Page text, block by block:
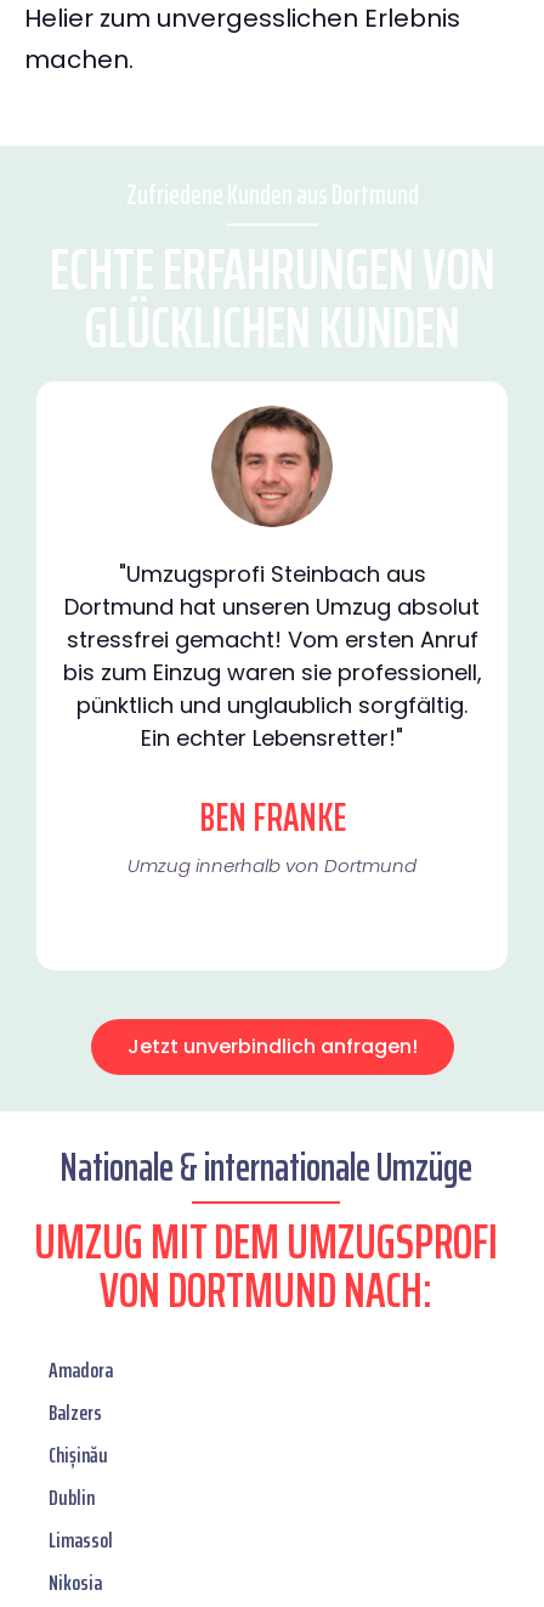
Helier zum unvergesslichen Erlebnis
machen.
Zufriedene Kunden aus Dortmund
ECHTE ERFAHRUNGEN VON
GLÜCKLICHEN KUNDEN
"Umzugsprofi Steinbach aus
Dortmund hat unseren Umzug absolut
stressfrei gemacht! Vom ersten Anruf
bis zum Einzug waren sie professionell,
pünktlich und unglaublich sorgfältig.
Ein echter Lebensretter!"
BEN FRANKE
Umzug innerhalb von Dortmund​
Jetzt unverbindlich anfragen!
Nationale & internationale Umzüge
UMZUG MIT DEM UMZUGSPROFI
VON DORTMUND NACH:
Amadora
Balzers
Chișinău
Dublin
Limassol
Nikosia